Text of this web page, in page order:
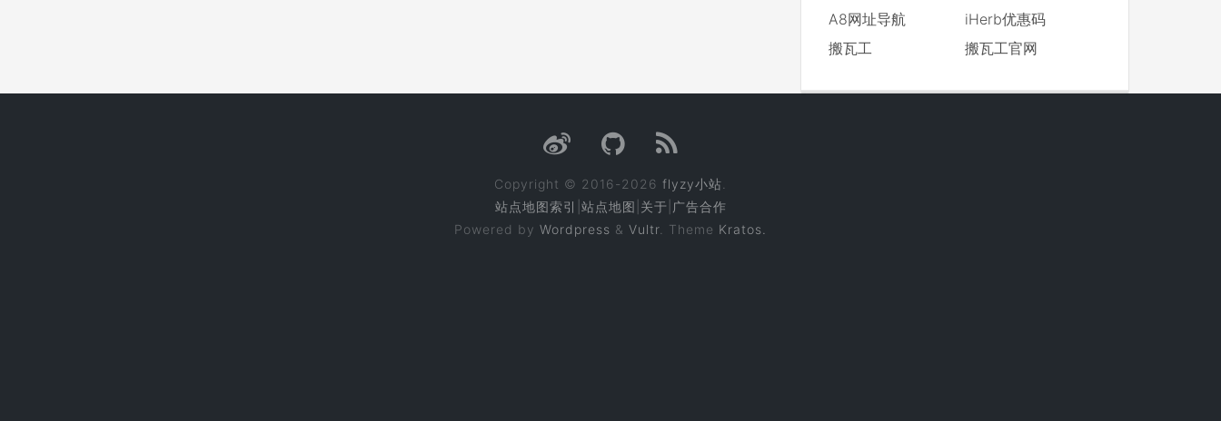
A8网址导航
iHerb优惠码
搬瓦工
搬瓦工官网
Copyright © 2016-2026 flyzy小站
站点地图索引 站点地图 关于 广告合作
Powered by Wordpress & Vultr . Theme Kratos.